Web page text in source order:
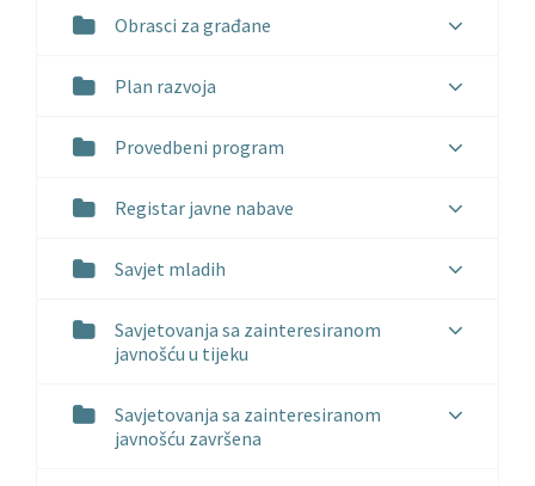
Obrasci za građane
Plan razvoja
Provedbeni program
Registar javne nabave
Savjet mladih
Savjetovanja sa zainteresiranom
javnošću u tijeku
Savjetovanja sa zainteresiranom
javnošću završena